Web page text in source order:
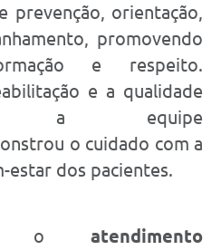
prevenção, orientação,
promovendo
e respeito.
e a qualidade
a equipe
o cuidado com a
estar dos pacientes.
o atendimento